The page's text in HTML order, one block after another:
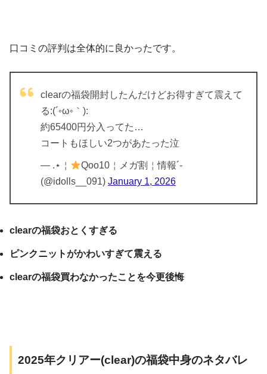
口コミの評判は全体的に良かったです。
clearの福袋開封したんだけどお得すぎて震えて
る:(´◦ω◦｀):
約65400円分入ってた…
コートもほしい2つがあたった泣
— .⋆￤︎
Qoo10︎‎￤メガ割￤情報´-
(@idolls__091) January 1, 2026
clearの福袋おとくすぎる
ピンクニットがかわいすぎて震える
clearの福袋買わなかったことを今更後悔
2025年クリアー(clear)の福袋中身のネタバレ